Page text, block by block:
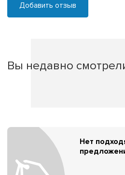
Добавить отзыв
Вы недавно
Нет